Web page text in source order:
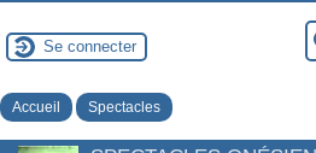
Se connecter
Accueil Spectacles